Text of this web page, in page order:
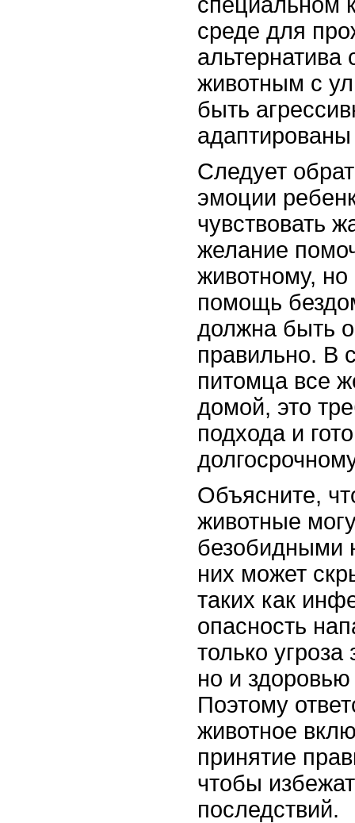
среде для
животным с
быть
Следует
эмоции
чувствовать
желание
животному, но
помощь
должна быть
правильно. В
питомца все
домой, это
подхода и
Объясните,
животные
безобидными
них может
таких как
опасность
только
но и
Поэтому
животное
принятие
чтобы
последствий.